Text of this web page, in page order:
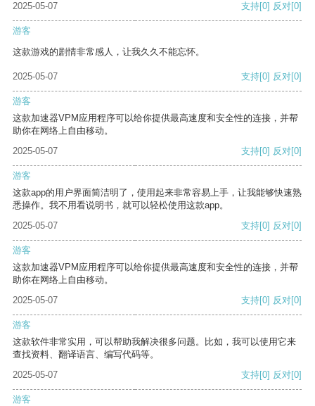
2025-05-07
支持[0] 反对[0]
游客
这款游戏的剧情非常感人，让我久久不能忘怀。
2025-05-07 支持[0] 反对[0]
游客
这款加速器VPM应用程序可以给你提供最高速度和安全性的连接，并帮
助你在网络上自由移动。
2025-05-07
支持[0] 反对[0]
游客
这款app的用户界面简洁明了，使用起来非常容易上手，让我能够快速熟
悉操作。我不用看说明书，就可以轻松使用这款app。
2025-05-07
支持[0] 反对[0]
游客
这款加速器VPM应用程序可以给你提供最高速度和安全性的连接，并帮
助你在网络上自由移动。
2025-05-07
支持[0] 反对[0]
游客
这款软件非常实用，可以帮助我解决很多问题。比如，我可以使用它来
查找资料、翻译语言、编写代码等。
2025-05-07
支持[0] 反对[0]
游客